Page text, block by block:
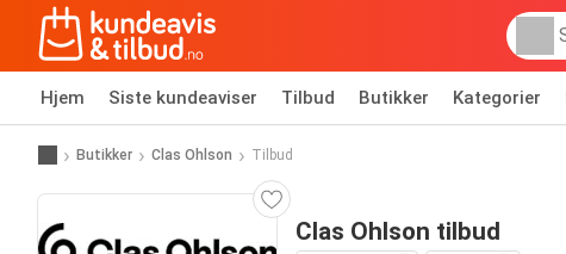
Hjem Siste kundeaviser Tilbud Butikker Kategorier
Butikker Clas Ohlson Tilbud
Clas Ohlson tilbud